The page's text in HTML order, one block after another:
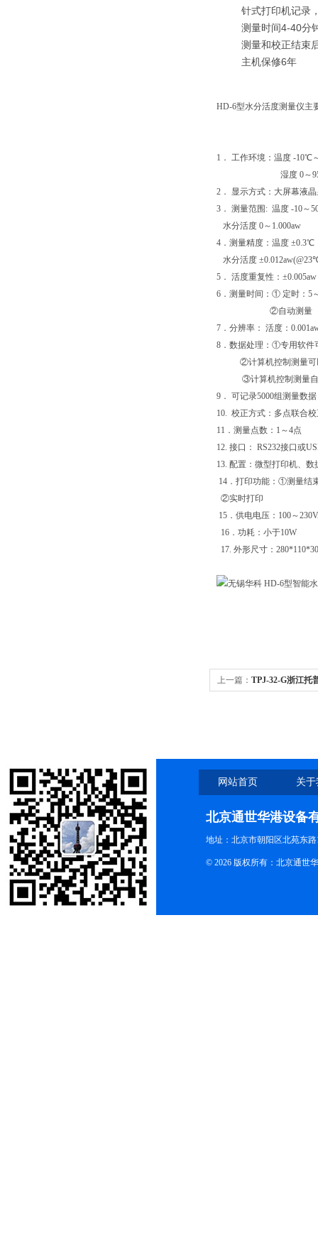
针式打印机记录
测量时间4-40分
测量和校正结束
主机保修6年
HD-6型水分活度测量仪主
1． 工作环境：温度 -10℃
湿度 0～
2． 显示方式：大屏幕液晶
3． 测量范围: 温度 -10～
水分活度 0～1.000aw
4．测量精度：温度 ±0.3℃
水分活度
5． 活度重复性：±0.005aw
6．测量时间：① 定时：5
②自动测量
7．分辨率： 活度：
8．数据处理：①专用软件
②计算机控制测量可以
③计算机控制测量自动
9． 可记录5000组测量数据
10. 校正方式：多点联合
11．测量点数：1～4点
12. 接口： RS232接口或
13. 配置：微型打印机、数
14．打印功能：①测量结
②实时打印
15．供电电压：100～
16．功耗：小于10W
17. 外形尺寸：
上一篇： TPJ-32-G浙江托
网站首页 关
北京通世华港设备
地址：北京市朝阳区北苑东路
© 2026 版权所有：北京通世